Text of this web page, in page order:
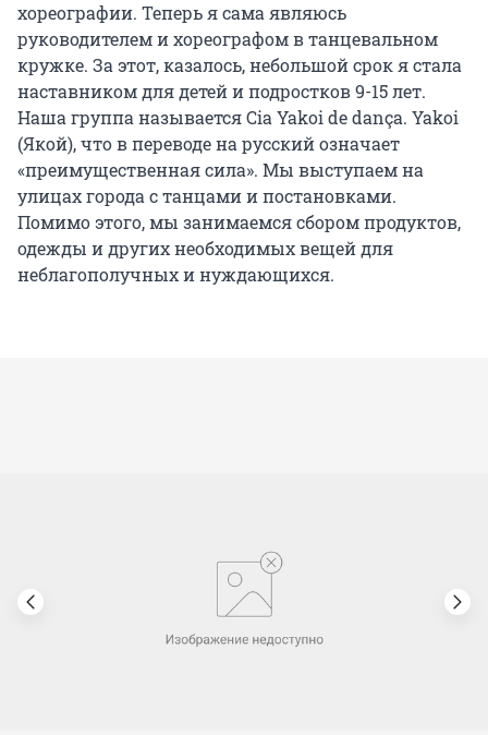
хореографии. Теперь я сама являюсь
руководителем и хореографом в танцевальном
кружке. За этот, казалось, небольшой срок я стала
наставником для детей и подростков 9-15 лет.
Наша группа называется Cia Yakoi de dança. Yakoi
(Якой), что в переводе на русский означает
«преимущественная сила». Мы выступаем на
улицах города с танцами и постановками.
Помимо этого, мы занимаемся сбором продуктов,
одежды и других необходимых вещей для
неблагополучных и нуждающихся.